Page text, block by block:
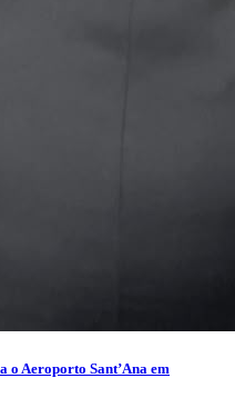
o Aeroporto Sant’Ana em